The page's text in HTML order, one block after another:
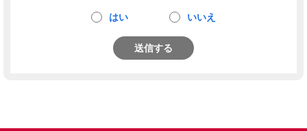
はい いいえ
送信する